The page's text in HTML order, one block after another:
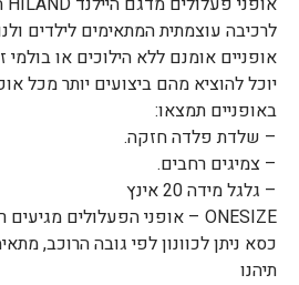
לרכיבה עוצמתית המתאימים לילדים
אופניים אומנם ללא הילוכים או
יוכל להוציא מהם ביצועים יותר מכל
באופניים תמצאו:
– שלדת פלדה חזקה.
– צמיגים רחבים.
– גלגל מידה 20 אינץ
ONESIZE – אופני הפעלולים מגיעים רק במידה אחת,
כסא ניתן לכוונון לפי גובה הרוכב, מתאימים
תיהנו